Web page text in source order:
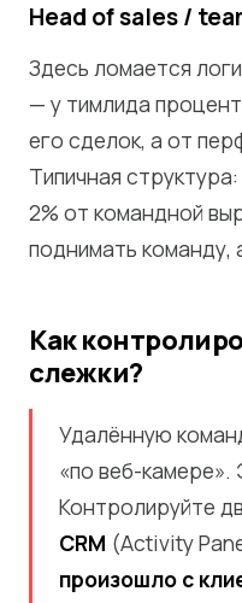
Head of sales /
Здесь ломается
— у тимлида
его сделок, а от
Типичная
2% от командной
поднимать команду,
Как
слежки?
Удалённую
«по веб-
Контролируйте
CRM (Activity
произошло с